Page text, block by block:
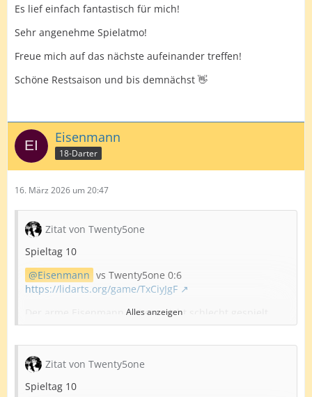
Es lief einfach fantastisch für mich!
Sehr angenehme Spielatmo!
Freue mich auf das nächste aufeinander treffen!
Schöne Restsaison und bis demnächst 👋
Eisenmann
18-Darter
16. März 2026 um 20:47
Zitat von Twenty5one
Spieltag 10
Eisenmann vs Twenty5one 0:6
https://lidarts.org/game/TxCiyJgF
Der arme Eisenmann hat gar nicht schlecht gespielt,
aber ich war nach Leg 4 bei über 70%Doppelquote🫨
Sehr angenehme Spielatmo!
Alles anzeigen
Zitat von Twenty5one
Spieltag 10